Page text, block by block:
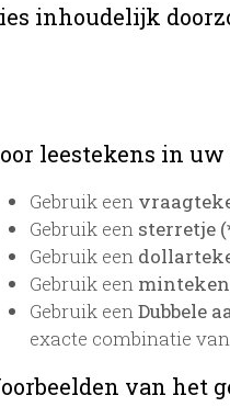
inhoudelijk
leestekens in
Gebruik een
Gebruik een sterretje
Gebruik een
Gebruik een
Gebruik eenDubbele
exacte combinatie
van het